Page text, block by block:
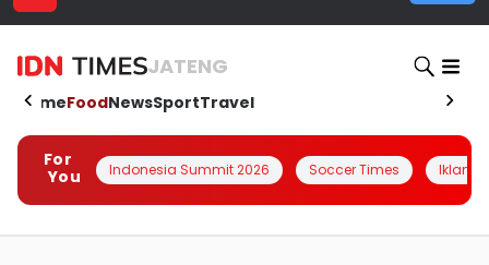
JATENG
HomeFoodNewsSportTravel
For
You
Indonesia Summit 2026 Soccer Times Iklanin